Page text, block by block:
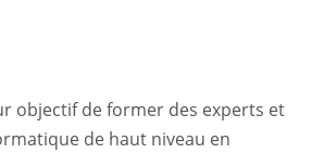
objectif de former des experts et
de haut niveau en